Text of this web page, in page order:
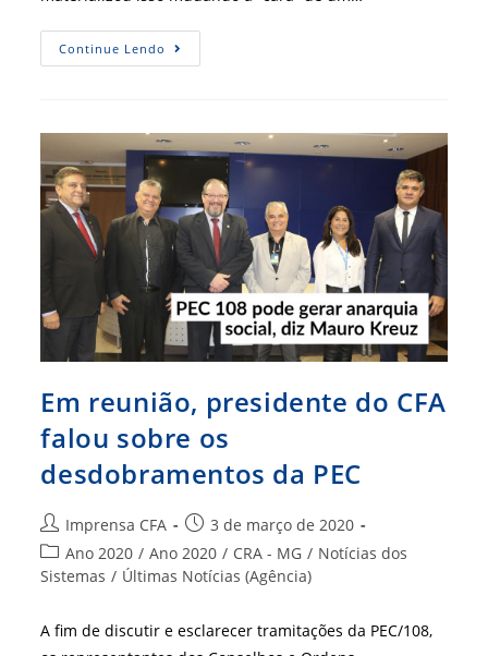
Continue Lendo Publicação
Ganha
Da
Comunicação
Em reunião, presidente do CFA
falou sobre os
desdobramentos da PEC
Autor
do
post:
Imprensa CFA
Post
publicado:
3 de março de 2020
Categoria
do
Ano 2020 / Ano 2020 / CRA - MG / Notícias dos
Sistemas / Últimas Notícias (Agência)
A fim de discutir e esclarecer tramitações da PEC/108,